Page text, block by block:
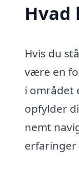
Hvad
Hvis du
være en
i området
opfylder
nemt
erfaringer